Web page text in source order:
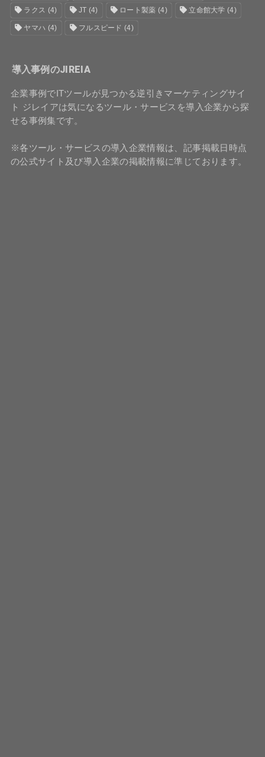
ラクス (4) JT (4) ロート製薬 (4) 立命館大学 (4)
ヤマハ (4) フルスピード (4)
導入事例のJIREIA
企業事例でITツールが見つかる逆引きマーケティングサイ
ト ジレイアは気になるツール・サービスを導入企業から探
せる事例集です。
※各ツール・サービスの導入企業情報は、記事掲載日時点
の公式サイト及び導入企業の掲載情報に準じております。